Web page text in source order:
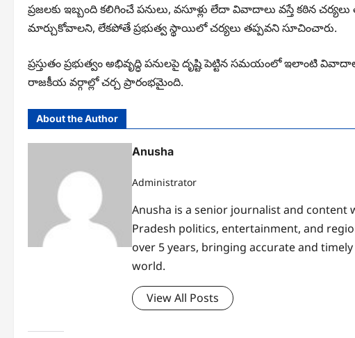
ప్రజలకు ఇబ్బంది కలిగించే పనులు, వసూళ్లు లేదా వివాదాలు వస్తే కఠిన
మార్చుకోవాలని, లేకపోతే ప్రభుత్వ స్థాయిలో చర్యలు తప్పవని సూచించారు.
ప్రస్తుతం ప్రభుత్వం అభివృద్ధి పనులపై దృష్టి పెట్టిన సమయంలో
రాజకీయ వర్గాల్లో చర్చ ప్రారంభమైంది.
About the Author
Anusha
Administrator
Anusha is a senior journalist and content
Pradesh politics, entertainment, and
over 5 years, bringing accurate and
world.
View All Posts